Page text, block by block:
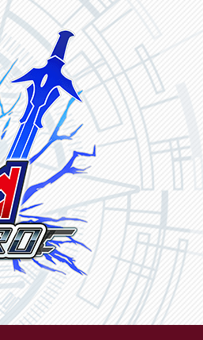
ヴァンガード ZERO